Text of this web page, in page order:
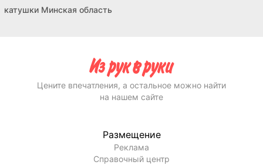
катушки Минская область
Цените впечатления, а остальное можно найти
на нашем сайте
Размещение
Реклама
Справочный центр